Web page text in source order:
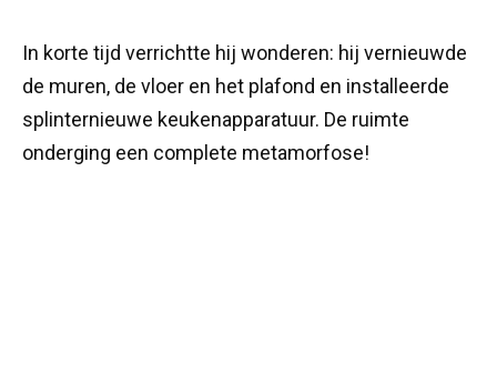
In korte tijd verrichtte hij wonderen: hij vernieuwde
de muren, de vloer en het plafond en installeerde
splinternieuwe keukenapparatuur. De ruimte
onderging een complete metamorfose!